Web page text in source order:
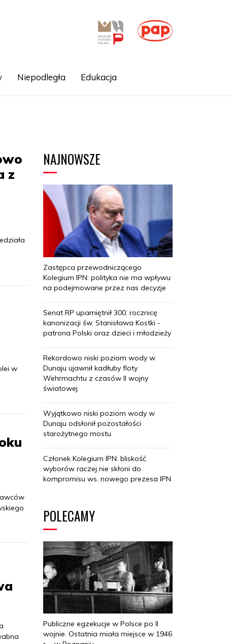
Niepodległa Edukacja
z
w
NAJNOWSZE
Zastępca przewodniczącego
Kolegium IPN: polityka nie ma wpływu
na podejmowane przez nas decyzje
Senat RP upamiętnił 300. rocznicę
kanonizacji św. Stanisława Kostki -
patrona Polski oraz dzieci i młodzieży
Rekordowo niski poziom wody w
Dunaju ujawnił kadłuby floty
Wehrmachtu z czasów II wojny
światowej
Wyjątkowo niski poziom wody w
Dunaju odsłonił pozostałości
starożytnego mostu
Członek Kolegium IPN: bliskość
wyborów raczej nie skłoni do
kompromisu ws. nowego prezesa IPN
POLECAMY
Publiczne egzekucje w Polsce po II
wojnie. Ostatnia miała miejsce w 1946